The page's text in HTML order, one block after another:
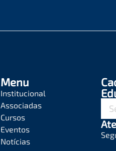
Menu
Institucional
Associadas
Cursos
Eventos
Notícias